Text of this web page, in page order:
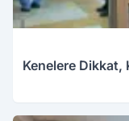
Kenelere Dikkat,